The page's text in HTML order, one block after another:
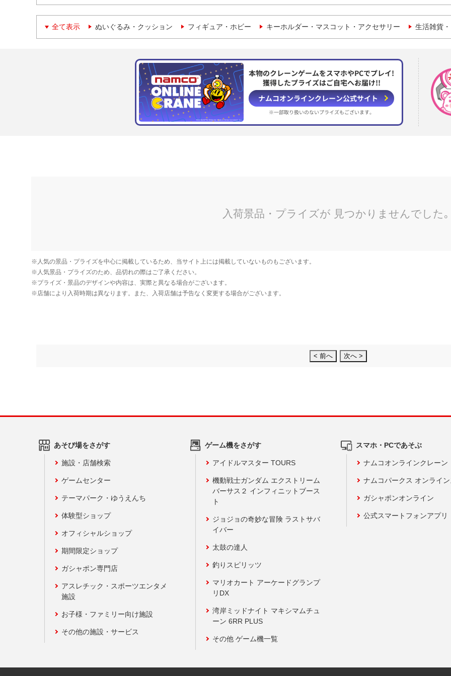
全て表示 ぬいぐるみ・クッション フィギュア・ホビー キーホルダー・マスコット・アクセサリー 生活雑貨
本物のクレーンゲームをスマホやPCでプレイ!
獲得したプライズはご自宅へお届け!!
ナムコオンラインクレーン公式サイト
※一部取り扱いのないプライズもございます。
< 前へ 次へ >
あそび場をさがす
施設・店舗検索
ゲームセンター
テーマパーク・ゆうえんち
体験型ショップ
オフィシャルショップ
期間限定ショップ
ガシャポン専門店
アスレチック・スポーツエンタメ
施設
お子様・ファミリー向け施設
その他の施設・サービス
ゲーム機をさがす
アイドルマスター TOURS
機動戦士ガンダム エクストリーム
バーサス２ インフィニットブース
ト
ジョジョの奇妙な冒険 ラストサバ
イバー
太鼓の達人
釣りスピリッツ
マリオカート アーケードグランプ
リDX
湾岸ミッドナイト マキシマムチュ
ーン 6RR PLUS
その他 ゲーム機一覧
スマホ・PCであそぶ
ナムコオンラインクレーン
ナムコパークス オンライ
ガシャポンオンライン
公式スマートフォンアプリ